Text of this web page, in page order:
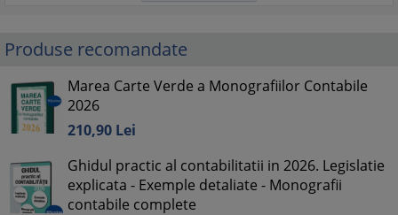
Produse recomandate
Marea Carte Verde a Monografiilor Contabile
2026
210,90 Lei
Ghidul practic al contabilitatii in 2026. Legislatie
explicata - Exemple detaliate - Monografii
contabile complete